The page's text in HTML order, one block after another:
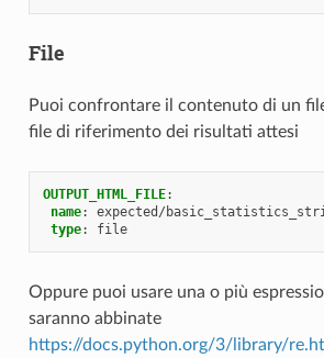
File
Puoi confrontare il contenuto di un
file di riferimento dei risultati attesi
OUTPUT_HTML_FILE:
name:
expected/
type: file
Oppure puoi usare una o più
saranno abbinate
https://docs.python.org/3/library/